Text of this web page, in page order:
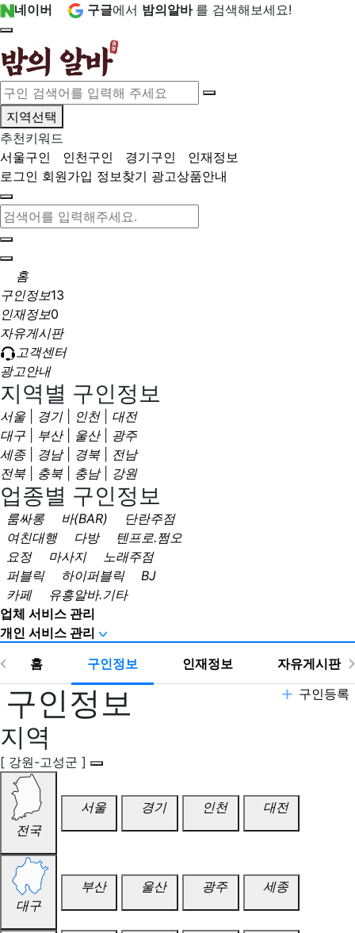
네이버 구글에서 밤의알바 를 검색해보세요!
지역선택
추천키워드
서울구인
인천구인 경기구인
인재정보
로그인 회원가입 정보찾기 광고상품안내
홈
구인정보13
인재정보0
자유게시판
고객센터
광고안내
지역별 구인정보
서울 경기| 인천| 대전
대구
부산| 울산| 광주
세종| 경남| 경북| 전남
전북| 충북| 충남| 강원
업종별 구인정보
룸싸롱 바(BAR)
단란주점
여친대행
다방
텐프로.쩜오
요정
마사지
노래주점
퍼블릭
하이퍼블릭
BJ
카페
유흥알바.기타
업체 서비스 관리
개인 서비스 관리
홈
구인정보 인재정보 자유게시판
구인정보 구인등록
지역
[ 강원-고성군 ]
전국
서울 경기 인천 대전
대구
부산 울산 광주 세종